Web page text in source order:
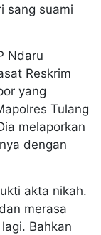
sang suami
Ndaru
Reskrim
yang
Tulang
melaporkan
dengan
akta nikah.
merasa
Bahkan